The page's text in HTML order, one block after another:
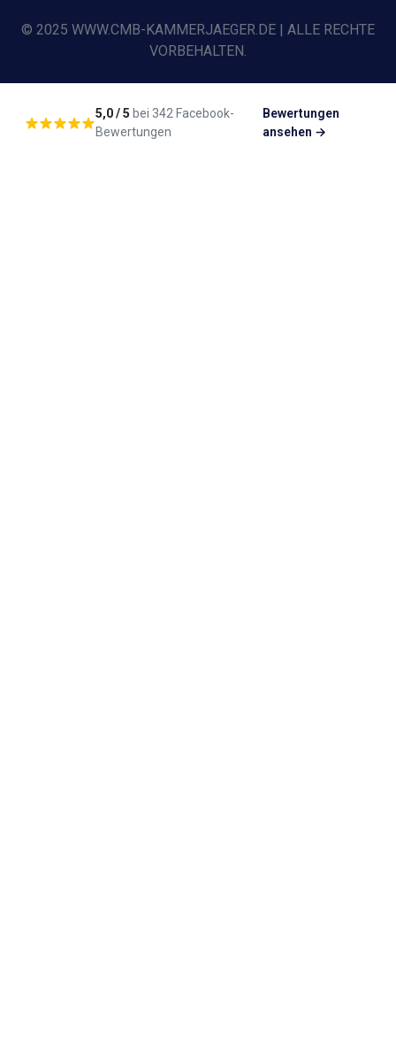
© 2025 WWW.CMB-KAMMERJAEGER.DE | ALLE RECHTE
VORBEHALTEN.
5,0 / 5 bei 342 Facebook-
Bewertungen
Bewertungen
ansehen →